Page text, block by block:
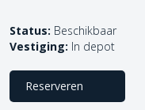
Status: Beschikbaar
Vestiging: In depot
Reserveren